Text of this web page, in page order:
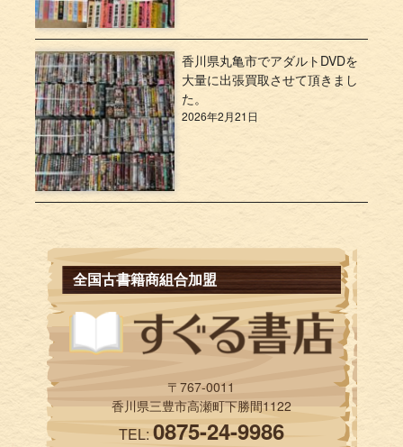
香川県丸亀市でアダルトDVDを
大量に出張買取させて頂きまし
た。
2026年2月21日
全国古書籍商組合加盟
〒767-0011
香川県三豊市高瀬町下勝間1122
TEL:0875-24-9986